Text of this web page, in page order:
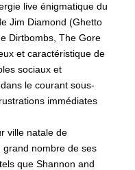
live énigmatique du
Jim Diamond (Ghetto
Dirtbombs, The Gore
et caractéristique de
sociaux et
le courant sous-
immédiates
ville natale de
grand nombre de ses
que Shannon and